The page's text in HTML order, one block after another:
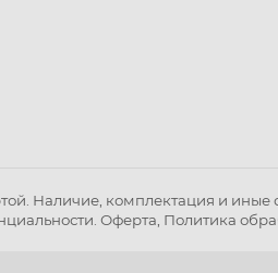
Наличие, комплектация и иные
Оферта Политика